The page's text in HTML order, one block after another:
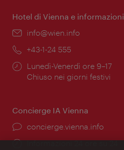
Hotel di Vienna e informazioni
Email:
info@wien.info
Telefono:
+43-1-24 555
Orari
di
Lunedì-Venerdì ore 9–17
Chiuso nei giorni festivi
Concierge IA Vienna
Ort:
concierge.vienna.info
Öffnungszeiten:
Informazioni 24 ore su 24